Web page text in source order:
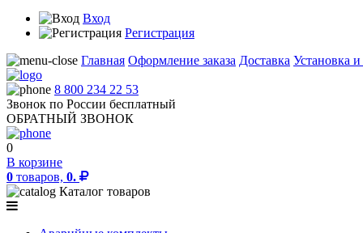
Вход
Регистрация
Главная Оформление заказа Доставка Установка
8 800 234 22 53
Звонок по России бесплатный
ОБРАТНЫЙ ЗВОНОК
0
В корзине
0 товаров, 0.
Каталог товаров